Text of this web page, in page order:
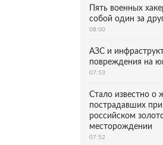
Пять военных
собой один за
08:00
АЗС и
повреждения на
07:53
Стало известно о
пострадавших
российском
месторождении
07:52